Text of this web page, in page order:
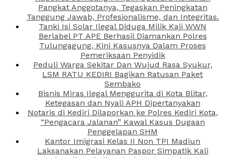
Pangkat Anggotanya, Tegaskan Peningkatan
Tanggung Jawab, Profesionalisme, dan Integritas.
Tanki Isi Solar Ilegal Diduga Milik Kaji WWN
Berlabel PT APE Berhasil Diamankan Polres
Tulungagung, Kini Kasusnya Dalam Proses
Pemeriksaan Penyidik
Peduli Warga Sekitar Dan Wujud Rasa Syukur,
LSM RATU KEDIRI Bagikan Ratusan Paket
Sembako
Bisnis Miras Ilegal Menggurita di Kota Blitar,
Ketegasan dan Nyali APH Dipertanyakan
Notaris di Kediri Dilaporkan ke Polres Kediri Kota,
“Pengacara Jalanan” Kawal Kasus Dugaan
Penggelapan SHM
Kantor Imigrasi Kelas II Non TPI Madiun
Laksanakan Pelayanan Paspor Simpatik Kali